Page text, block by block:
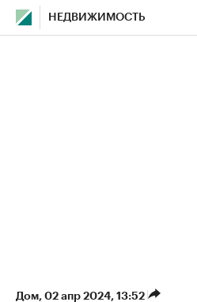
НЕДВИЖИМОСТЬ
Дом⁠, 02 апр 2024, 13:52